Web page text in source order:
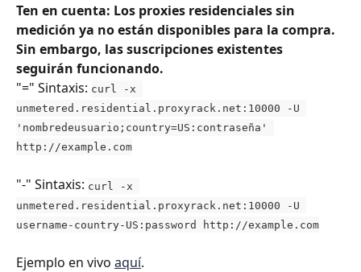
Ten en cuenta: Los proxies residenciales sin
medición ya no están disponibles para la compra.
Sin embargo, las suscripciones existentes
seguirán funcionando.
"=" Sintaxis: ​ curl -x
unmetered.residential.proxyrack.net:10000 -U
'nombredeusuario;country=US:contraseña'
http://example.com
"-" Sintaxis: curl -x
unmetered.residential.proxyrack.net:10000 -U
username-country-US:password http://example.com
Ejemplo en vivo aquí.